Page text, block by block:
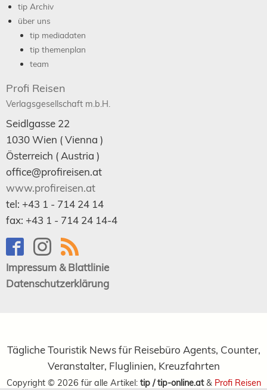
tip Archiv
über uns
tip mediadaten
tip themenplan
team
Profi Reisen
Verlagsgesellschaft m.b.H.
Seidlgasse 22
1030Wien ( Vienna )
Österreich ( Austria )
office@profireisen.at
www.profireisen.at
tel: +43 1 - 714 24 14
fax: +43 1 - 714 24 14-4
Impressum & Blattlinie
Datenschutzerklärung
Tägliche Touristik News für Reisebüro Agents, Counter,
Veranstalter, Fluglinien, Kreuzfahrten
Copyright © 2026 für alle Artikel: tip / tip-online.at& Profi Reisen